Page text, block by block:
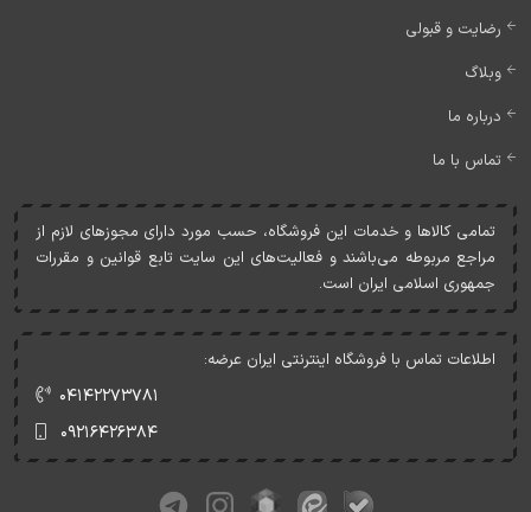
رضایت و قبولی
وبلاگ
درباره ما
تماس با ما
تمامی کالاها و خدمات اين فروشگاه، حسب مورد دارای مجوزهای لازم از
مراجع مربوطه می‌باشند و فعاليت‌های اين سايت تابع قوانين و مقررات
جمهوری اسلامی ايران است.
اطلاعات تماس با فروشگاه اینترنتی ایران عرضه:
۰۴۱۴۲۲۷۳۷۸۱
۰۹۲۱۶۴۲۶۳۸۴